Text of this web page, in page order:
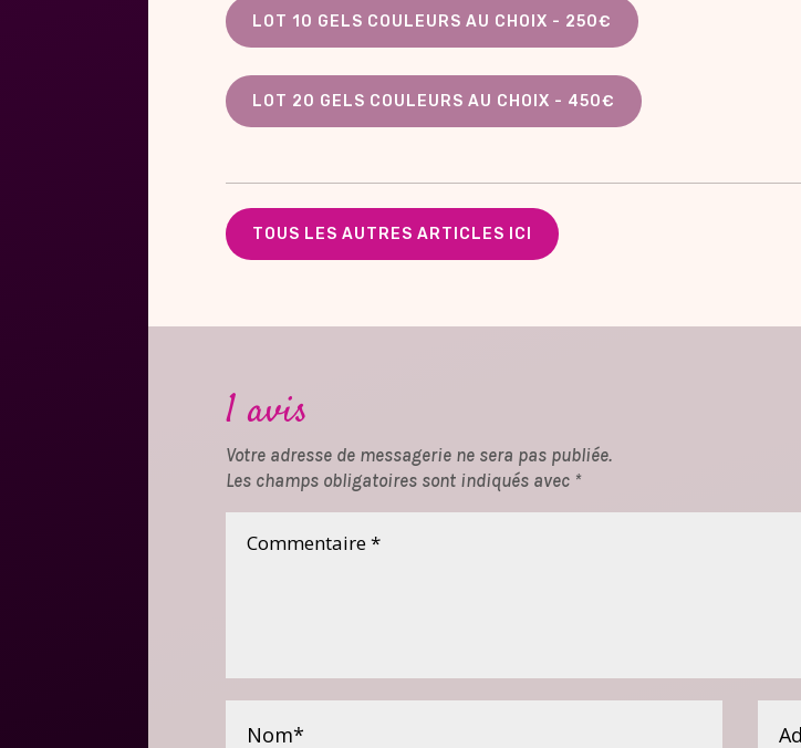
LOT 10 GELS COULEURS AU CHOIX - 250€
LOT 20 GELS COULEURS AU CHOIX - 450€
TOUS LES AUTRES ARTICLES ICI
1 avis
Votre adresse de messagerie ne sera pas publiée.
Les champs obligatoires sont indiqués avec *